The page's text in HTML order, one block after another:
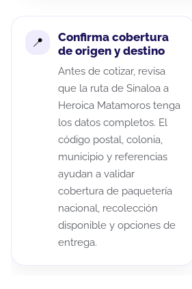
Confirma cobertura
de origen y destino
Antes de cotizar, revisa
que la ruta de Sinaloa a
Heroica Matamoros tenga
los datos completos. El
código postal, colonia,
municipio y referencias
ayudan a validar
cobertura de paquetería
nacional, recolección
disponible y opciones de
entrega.